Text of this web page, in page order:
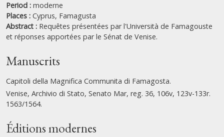
Period : moderne
Places : Cyprus, Famagusta
Abstract : Requêtes présentées par l'Università de Famagouste
et réponses apportées par le Sénat de Venise.
Manuscrits
Capitoli della Magnifica Communita di Famagosta.
Venise, Archivio di Stato, Senato Mar, reg. 36, 106v, 123v-133r.
1563/1564.
Éditions modernes